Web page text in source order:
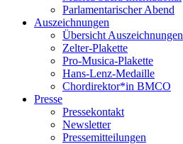
Parlamentarischer Abend
Auszeichnungen
Übersicht Auszeichnungen
Zelter-Plakette
Pro-Musica-Plakette
Hans-Lenz-Medaille
Chordirektor*in BMCO
Presse
Pressekontakt
Newsletter
Pressemitteilungen